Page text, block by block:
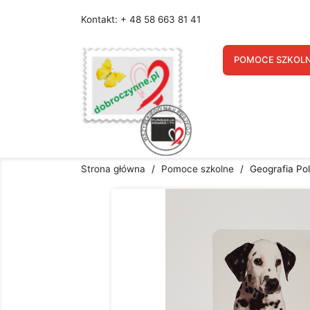
Kontakt: + 48 58 663 81 41
POMOCE
Strona główna Pomoce szkolne Geografia